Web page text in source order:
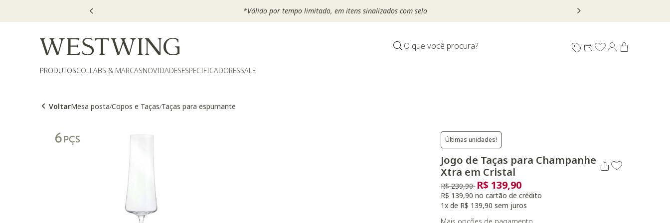
*Válido por tempo limitado, em itens sinalizados com selo
O que você procura?
PRODUTOSCOLLABS & MARCASNOVIDADESESPECIFICADORESSALE
VoltarMesa posta/Copos e Taças/Taças para espumante
Últimas unidades!
Jogo de Taças para Champanhe
Xtra em Cristal
Preço reduzido de
R$ 239,90 para
R$ 139,90
R$ 139,90 no cartão de crédito
1x de R$ 139,90 sem juros